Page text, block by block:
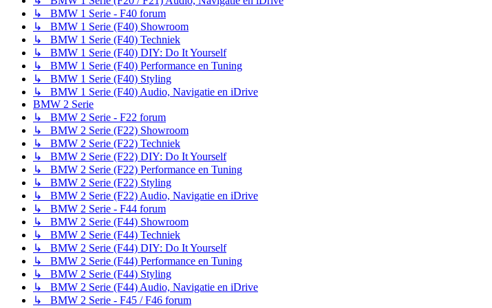
↳ BMW 1 Serie - F40 forum
↳ BMW 1 Serie (F40) Showroom
↳ BMW 1 Serie (F40) Techniek
↳ BMW 1 Serie (F40) DIY: Do It Yourself
↳ BMW 1 Serie (F40) Performance en Tuning
↳ BMW 1 Serie (F40) Styling
↳ BMW 1 Serie (F40) Audio, Navigatie en iDrive
BMW 2 Serie
↳ BMW 2 Serie - F22 forum
↳ BMW 2 Serie (F22) Showroom
↳ BMW 2 Serie (F22) Techniek
↳ BMW 2 Serie (F22) DIY: Do It Yourself
↳ BMW 2 Serie (F22) Performance en Tuning
↳ BMW 2 Serie (F22) Styling
↳ BMW 2 Serie (F22) Audio, Navigatie en iDrive
↳ BMW 2 Serie - F44 forum
↳ BMW 2 Serie (F44) Showroom
↳ BMW 2 Serie (F44) Techniek
↳ BMW 2 Serie (F44) DIY: Do It Yourself
↳ BMW 2 Serie (F44) Performance en Tuning
↳ BMW 2 Serie (F44) Styling
↳ BMW 2 Serie (F44) Audio, Navigatie en iDrive
↳ BMW 2 Serie - F45 / F46 forum